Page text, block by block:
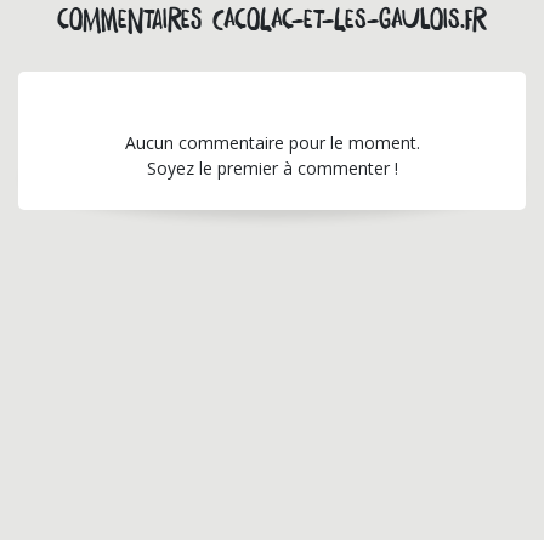
Commentaires cacolac-et-les-gaulois.fr
Aucun commentaire pour le moment.
Soyez le premier à commenter !